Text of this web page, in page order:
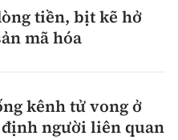
tiền, bịt kẽ hở
mã hóa
kênh tử vong ở
định người liên quan